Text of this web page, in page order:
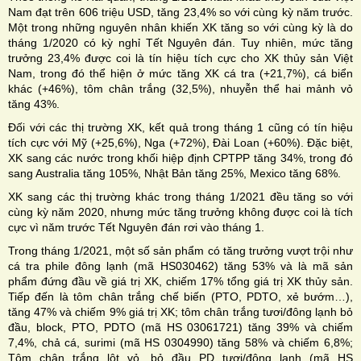
Nam đạt trên 606 triệu USD, tăng 23,4% so với cùng kỳ năm trước.
Một trong những nguyên nhân khiến XK tăng so với cùng kỳ là do
tháng 1/2020 có kỳ nghỉ Tết Nguyên đán. Tuy nhiên, mức tăng
trưởng 23,4% được coi là tín hiệu tích cực cho XK thủy sản Việt
Nam, trong đó thể hiện ở mức tăng XK cá tra (+21,7%), cá biển
khác (+46%), tôm chân trắng (32,5%), nhuyễn thể hai mảnh vỏ
tăng 43%.
Đối với các thị trường XK, kết quả trong tháng 1 cũng có tín hiệu
tích cực với Mỹ (+25,6%), Nga (+72%), Đài Loan (+60%). Đặc biệt,
XK sang các nước trong khối hiệp định CPTPP tăng 34%, trong đó
sang Australia tăng 105%, Nhật Bản tăng 25%, Mexico tăng 68%.
XK sang các thị trường khác trong tháng 1/2021 đều tăng so với
cùng kỳ năm 2020, nhưng mức tăng trưởng không được coi là tích
cực vì năm trước Tết Nguyên đán rơi vào tháng 1.
Trong tháng 1/2021, một số sản phẩm có tăng trưởng vượt trội như
cá tra phile đông lạnh (mã HS030462) tăng 53% và là mã sản
phẩm đứng đầu về giá trị XK, chiếm 17% tổng giá trị XK thủy sản.
Tiếp đến là tôm chân trắng chế biến (PTO, PDTO, xẻ bướm…),
tăng 47% và chiếm 9% giá trị XK; tôm chân trắng tươi/đông lạnh bỏ
đầu, block, PTO, PDTO (mã HS 03061721) tăng 39% và chiếm
7,4%, chả cá, surimi (mã HS 0304990) tăng 58% và chiếm 6,8%;
Tôm chân trắng lột vỏ, bỏ đầu PD tươi/đông lạnh (mã HS